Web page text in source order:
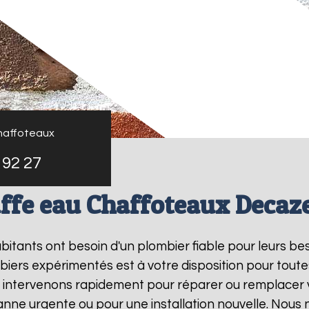
27
eau Chaffoteaux
ont besoin d'un plombier fiable pour leurs
expérimentés est à votre disposition pour
intervenons rapidement pour réparer ou
urgente ou pour une installation nouvelle. Nous